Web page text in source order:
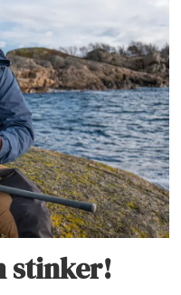
stinker!